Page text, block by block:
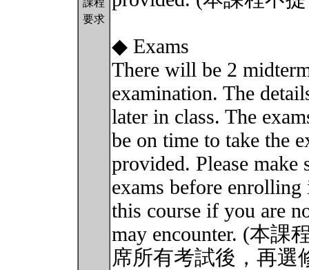
課程
要求
◆ Exams
There will be 2
examination. The
later in class. The
be on time to take the
provided. Please make
exams before
this course if you are
may encounter. (本
席所有考試後，再選